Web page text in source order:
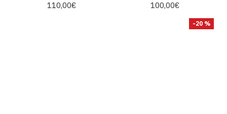
110,00€ 100,00€
-20 %